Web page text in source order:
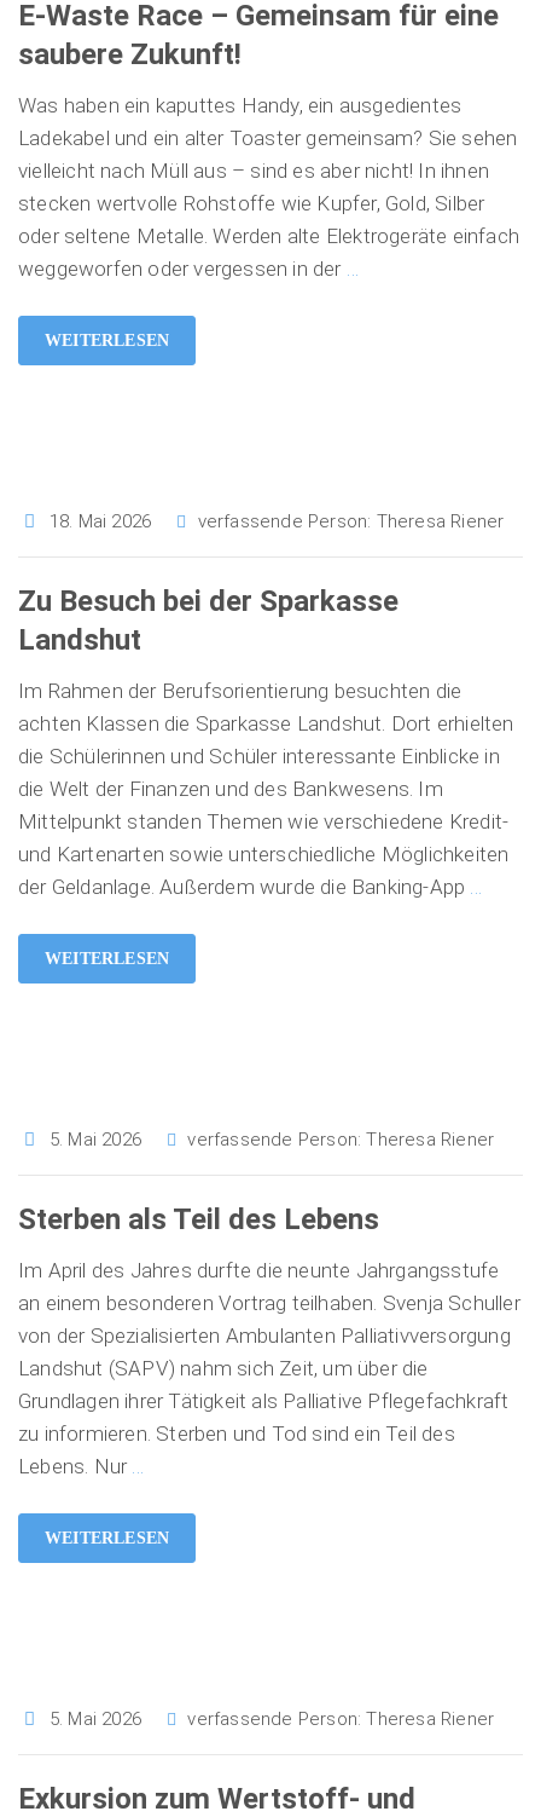
E-Waste Race – Gemeinsam für eine
saubere Zukunft!
Was haben ein kaputtes Handy, ein ausgedientes
Ladekabel und ein alter Toaster gemeinsam? Sie sehen
vielleicht nach Müll aus – sind es aber nicht! In ihnen
stecken wertvolle Rohstoffe wie Kupfer, Gold, Silber
oder seltene Metalle. Werden alte Elektrogeräte einfach
weggeworfen oder vergessen in der …
WEITERLESEN
18. Mai 2026 verfassende Person: Theresa Riener
Zu Besuch bei der Sparkasse
Landshut
Im Rahmen der Berufsorientierung besuchten die
achten Klassen die Sparkasse Landshut. Dort erhielten
die Schülerinnen und Schüler interessante Einblicke in
die Welt der Finanzen und des Bankwesens. Im
Mittelpunkt standen Themen wie verschiedene Kredit-
und Kartenarten sowie unterschiedliche Möglichkeiten
der Geldanlage. Außerdem wurde die Banking-App …
WEITERLESEN
5. Mai 2026 verfassende Person:Theresa Riener
Sterben als Teil des Lebens
Im April des Jahres durfte die neunte Jahrgangsstufe
an einem besonderen Vortrag teilhaben. Svenja Schuller
von der Spezialisierten Ambulanten Palliativversorgung
Landshut (SAPV) nahm sich Zeit, um über die
Grundlagen ihrer Tätigkeit als Palliative Pflegefachkraft
zu informieren. Sterben und Tod sind ein Teil des
Lebens. Nur …
WEITERLESEN
5. Mai 2026 verfassende Person:Theresa Riener
Exkursion zum Wertstoff- und